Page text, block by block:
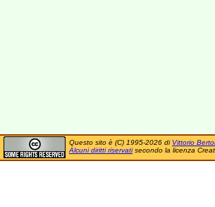
Questo sito è (C) 1995-2026 di Vittorio
Alcuni diritti riservatisecondo la licenza